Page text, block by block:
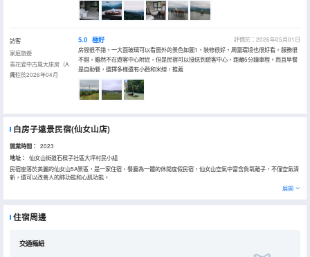
訪客
家庭旅遊
青花瓷中古風大床房（A
棟）
入住於2026年04月
5.0 極好
評價於：2026年05月01日
房間很不錯，一大面玻璃可以看窗外的景色如圖1，裝修很好，周圍環境也很好看。服務很
不錯，雖然不在遊客中心附近，但是民宿可以接送到遊客中心，距離5分鐘車程。而且早餐
是自助餐，選擇多樣還有小麪和米線，推薦
白房子遠景民宿(仙女山店)
開業時間： 2023
地址：
仙女山街道石樑子社區大坪村民小組
民宿座落於美麗的仙女山5A景區，是一家住宿、餐廳為一體的休閒度假民宿，仙女山空氣中富含負氧離子，不僅空氣清
新，還可以改善人的肺功能和心肌功能。
民宿提供地暖空調設備，並採用科技智能化：智能窗簾、智能門鎖、智能加熱馬桶及高級潔具、電熱毛巾架，床上用品
全部採用高檔鵝絨被和鵝絨枕芯，所有鵝絨填充量高達95%，民宿採用高級金可兒床墊，護脊好睡眠，真正讓賓客感受
展開
住宿周邊
交通樞紐